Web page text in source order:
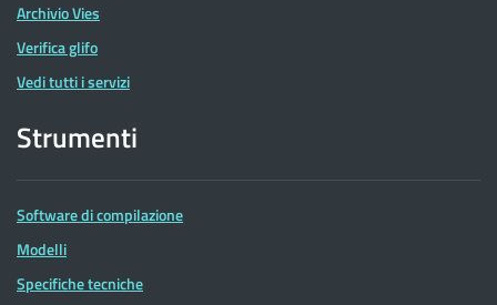
Archivio Vies
Verifica glifo
Vedi tutti i servizi
Strumenti
Software di compilazione
Modelli
Specifiche tecniche